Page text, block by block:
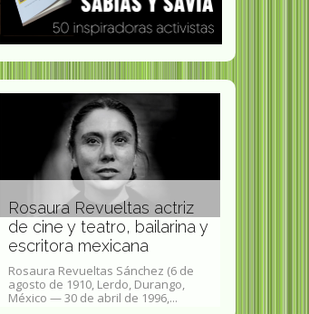
Rosaura Revueltas actriz
de cine y teatro, bailarina y
escritora mexicana
Rosaura Revueltas Sánchez (6 de
agosto de 1910, Lerdo, Durango,
México — 30 de abril de 1996,...